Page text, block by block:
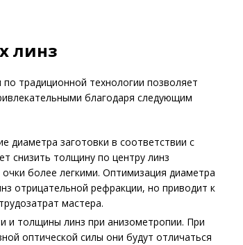
линз
традиционной технологии позволяет
благодаря следующим
диаметра заготовки в соответствии с
снизить толщину по центру линз
более легкими. Оптимизация диаметра
отрицательной рефракции, но приводит к
мастера.
и толщины линз при анизометропии. При
оптической силы они будут отличаться